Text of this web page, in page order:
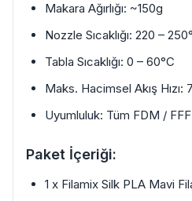
Makara Ağırlığı: ~150g
Nozzle Sıcaklığı: 220 –
Tabla Sıcaklığı: 0 – 60°C
Maks. Hacimsel Akış Hızı:
Uyumluluk: Tüm FDM / FFF
Paket İçeriği:
1 x Filamix Silk PLA Mavi